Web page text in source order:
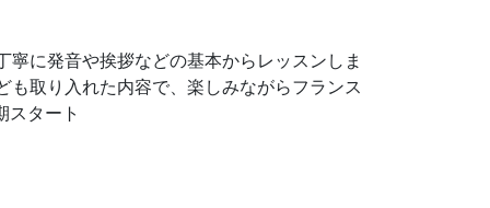
寧に発音や挨拶などの基本からレッスンしま
も取り入れた内容で、楽しみながらフランス
スタート